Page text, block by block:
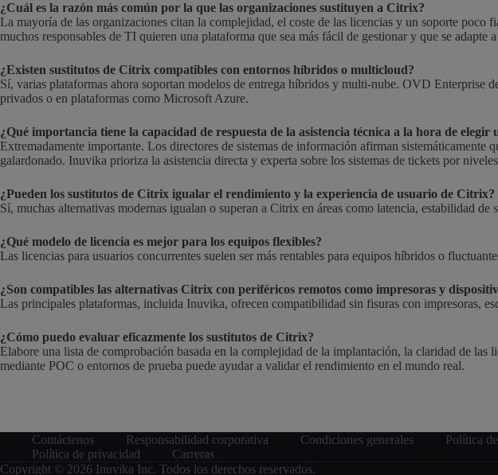
¿Cuál es la razón más común por la que las organizaciones sustituyen a Citrix?
La mayoría de las organizaciones citan la complejidad, el coste de las licencias y un soporte poco
muchos responsables de TI quieren una plataforma que sea más fácil de gestionar y que se adapte
¿Existen sustitutos de Citrix compatibles con entornos híbridos o multicloud?
Sí, varias plataformas ahora soportan modelos de entrega híbridos y multi-nube. OVD Enterprise
privados o en plataformas como Microsoft Azure.
¿Qué importancia tiene la capacidad de respuesta de la asistencia técnica a la hora de
Extremadamente importante. Los directores de sistemas de información afirman
galardonado. Inuvika prioriza la asistencia directa y experta sobre los sistemas de tickets por
¿Pueden los sustitutos de Citrix igualar el rendimiento y la experiencia de usuario de Citrix?
Sí, muchas alternativas modernas igualan o superan a Citrix en áreas como latencia, estabilidad
¿Qué modelo de licencia es mejor para los equipos flexibles?
Las licencias para usuarios concurrentes suelen ser más rentables para equipos híbridos o
¿Son compatibles las alternativas Citrix con periféricos remotos como impresoras y
Las principales plataformas, incluida Inuvika, ofrecen compatibilidad sin fisuras con impresoras,
¿Cómo puedo evaluar eficazmente los sustitutos de Citrix?
Elabore una lista de comprobación basada en la complejidad de la implantación, la claridad de
mediante POC o entornos de prueba puede ayudar a validar el rendimiento en el mundo real.
Contáctenos Responsabilidad corporativa Condiciones generales
Política
Política de privacidad
Carreras
Copyright © 2026 Inuvika Inc. Todos los derechos reservados.